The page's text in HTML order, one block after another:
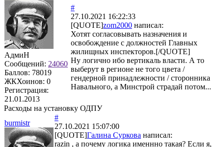
АдмиН
Сообщений: 24060
Баллов: 78019
ЖКХоинов: 0
Регистрация:
21.01.2013
#
27.10.2021 16:22:33
[QUOTE]zom2000 написал:
Хотят согласовывать назначения и
освобождение с должностей Главных
жилищных инспекторов.[/QUOTE]
Ну логично ибо вертикаль власти. А то
выберут в регионе не того цвета /
гендерной принадлежности / сторонника
Навального, а Минстрой страдай потом...
Расходы на установку ОДПУ
burmistr
#
27.10.2021 15:07:00
[QUOTE]Галина Суркова написал:
razin , а почему логика именнно такая? Если я,